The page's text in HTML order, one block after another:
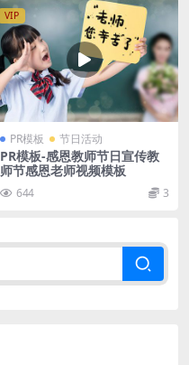
VIP
PR模板 节日活动
PR模板-感恩教师节日宣传教
师节感恩老师视频模板
644 3